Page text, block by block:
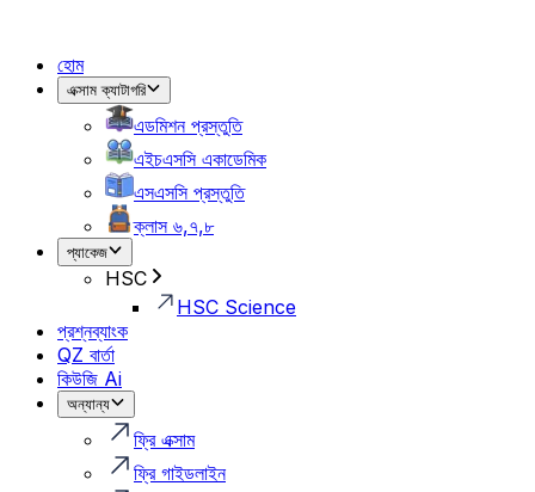
হোম
এক্সাম ক্যাটাগরি
এডমিশন প্রস্তুতি
এইচএসসি একাডেমিক
এসএসসি প্রস্তুতি
ক্লাস ৬,৭,৮
প্যাকেজ
HSC
HSC Science
প্রশ্নব্যাংক
QZ বার্তা
কিউজি Ai
অন্যান্য
ফ্রি এক্সাম
ফ্রি গাইডলাইন